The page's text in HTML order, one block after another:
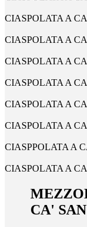
CIASPOLATA A
CIASPOLATA A
CIASPOLATA A
CIASPOLATA A
CIASPOLATA A
CIASPOLATA A
CIASPPOLATA A
CIASPOLATA A
CA'